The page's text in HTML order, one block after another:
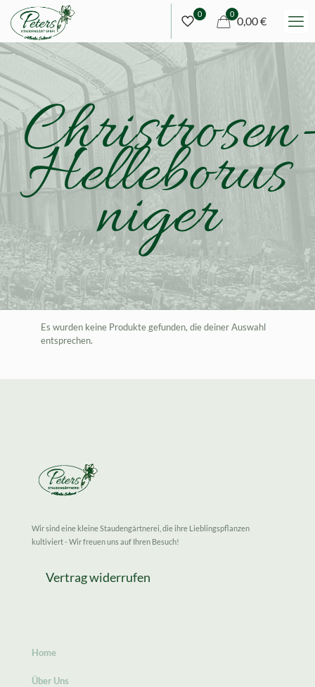
0 0
0,00 €
Helleborus
niger
Es wurden keine Produkte gefunden, die deiner Auswahl
entsprechen.
Wir sind eine kleine Staudengärtnerei, die ihre Lieblingspflanzen
kultiviert - Wir freuen uns auf Ihren Besuch!
Vertrag widerrufen
Home
Über Uns